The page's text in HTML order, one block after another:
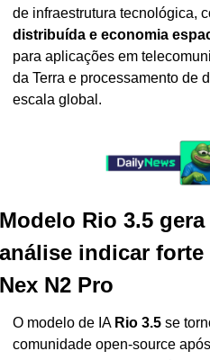
de infraestrutura tecnológica,
distribuída e economia
para aplicações em
da Terra e processamento de
escala global.
Modelo Rio 3.5
análise indicar forte
Nex N2 Pro
O modelo de IA Rio 3.5 se
comunidade open-source